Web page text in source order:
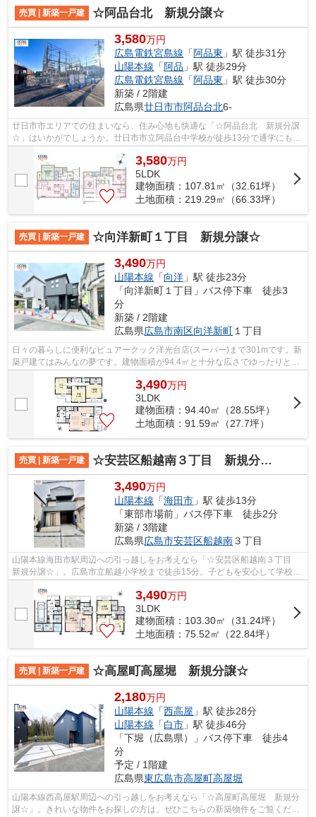
売買 | 新築一戸建 ☆阿品台北 新規分譲☆
3,580万円
広島電鉄宮島線 「 阿品東 」駅 徒歩31分
山陽本線 「 阿品 」駅 徒歩29分
広島電鉄宮島線 「 阿品東 」駅 徒歩30分
新築 / 2階建
広島県廿日市市阿品台北6-
廿日市市エリアでの住まいなら、住み心地も快適な「☆阿品台北 新規分譲
☆」はいかがでしょうか。廿日市市立阿品台中学校が徒歩13分で通学にも便
利です。友人やお客さんを呼びたくなる...
3,580万円
5LDK
建物面積：107.81㎡（32.61坪）
土地面積：219.29㎡（66.33坪）
売買 | 新築一戸建 ☆向洋新町１丁目 新規分譲☆
3,490万円
山陽本線 「向洋 」駅 徒歩23分
「向洋新町１丁目」バス停下車 徒歩3
分
新築 / 2階建
広島県広島市南区向洋新町 １丁目
日々の暮らしに便利なピュアークック洋光台店(スーパー)まで301mです。新
築戸建てはみんなの夢です。建物面積が94.4㎡と十分な広さでゆったりと生
活できるのではないのでしょうか。広...
3,490万円
3LDK
建物面積：94.40㎡（28.55坪）
土地面積：91.59㎡（27.7坪）
売買 | 新築一戸建 ☆安芸区船越南３丁目 新規分譲☆
3,490万円
山陽本線 「海田市 」駅 徒歩13分
「東部市場前」バス停下車 徒歩2分
新築 / 3階建
広島県広島市安芸区船越南３丁目
山陽本線海田市駅周辺への引っ越しをお考えなら「☆安芸区船越南３丁目
新規分譲☆」。広島市立船越小学校まで徒歩15分。子どもを安心して学校に
3,490万円
3LDK
建物面積：103.30㎡（31.24坪）
土地面積：75.52㎡（22.84坪）
売買 | 新築一戸建 ☆高屋町高屋堀 新規分譲☆
2,180万円
山陽本線 「西高屋 」駅 徒歩28分
山陽本線 「白市 」駅 徒歩46分
「下堀（広島県）」バス停下車 徒歩4
分
予定 / 1階建
広島県東広島市高屋町高屋堀
山陽本線西高屋駅周辺への引っ越しをお考えなら「☆高屋町高屋堀 新規分
譲☆」。きれいな物件をお探しの方は、ぜひこちらの新築物件をご覧くださ